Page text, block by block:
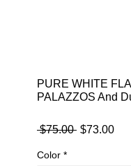
PURE WHITE
PALAZZOS And
$75.00 通$73.00セ
Color *